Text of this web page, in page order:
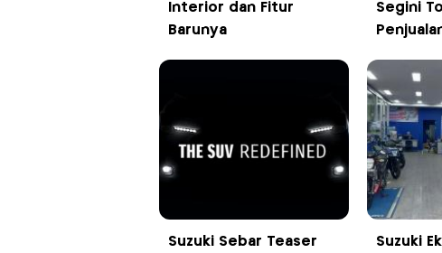
Interior dan Fitur
Barunya
Segini
Suzuki Sebar Teaser
Suzuki